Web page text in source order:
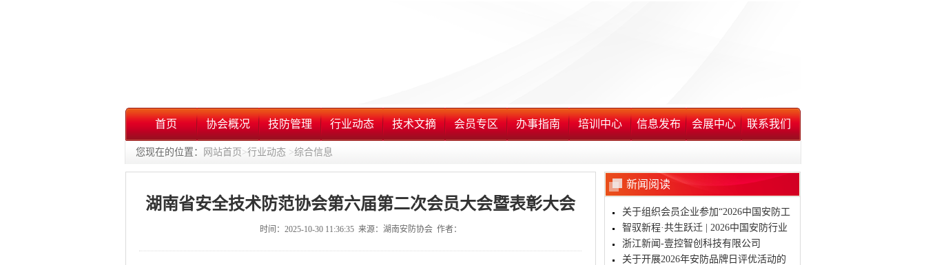
首页 协会概况 技防管理 行业动态 技术文摘 会员专区 办事指南 培训中心 信息发布 会展中心 联系我们
您现在的位置： 网站首页 >行业动态 >综合信息
新闻阅读
关于组织会员企业参加“2026中国安防工
程商(系统集成商)大会”(长沙站)的通知
智驭新程·共生跃迁 | 2026中国安防行业
品牌日在渝隆重启幕
浙江新闻-壹控智创科技有限公司
关于开展2026年安防品牌日评优活动的
湖南省安全技术防范协会第六届第二次会员大会暨表彰大会
时间：2025-10-30 11:36:35 来源：湖南安防协会 作者：